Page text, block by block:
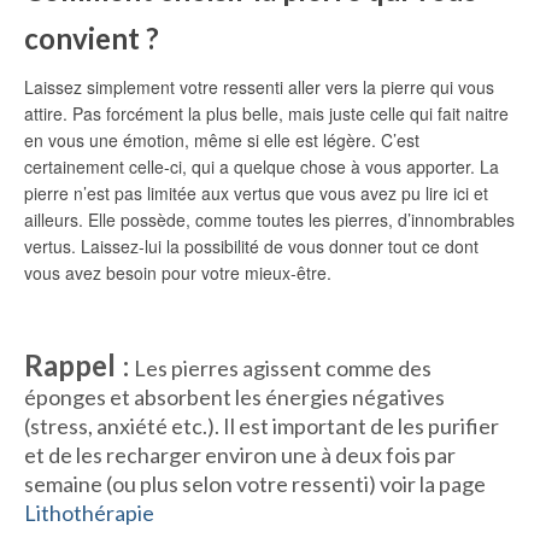
convient ?
Laissez simplement votre ressenti aller vers la pierre qui vous
attire. Pas forcément la plus belle, mais juste celle qui fait naitre
en vous une émotion, même si elle est légère. C’est
certainement celle-ci, qui a quelque chose à vous apporter. La
pierre n’est pas limitée aux vertus que vous avez pu lire ici et
ailleurs. Elle possède, comme toutes les pierres, d’innombrables
vertus. Laissez-lui la possibilité de vous donner tout ce dont
vous avez besoin pour votre mieux-être.
Rappel : Les pierres agissent comme des
éponges et absorbent les énergies négatives
(stress, anxiété etc.). Il est important de les purifier
et de les recharger environ une à deux fois par
semaine (ou plus selon votre ressenti) voir la page
Lithothérapie